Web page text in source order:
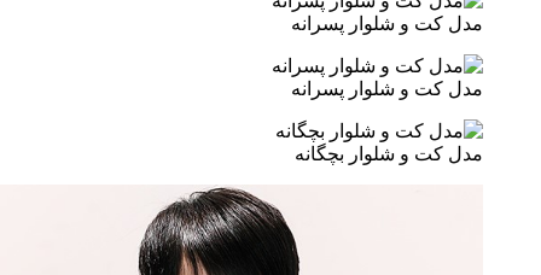
کت و شلوار پسرانه
کت و شلوار پسرانه
کت و شلوار بچگانه